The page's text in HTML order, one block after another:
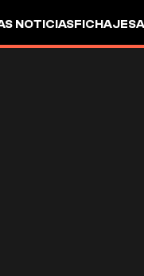
NOTICIASFICHAJES